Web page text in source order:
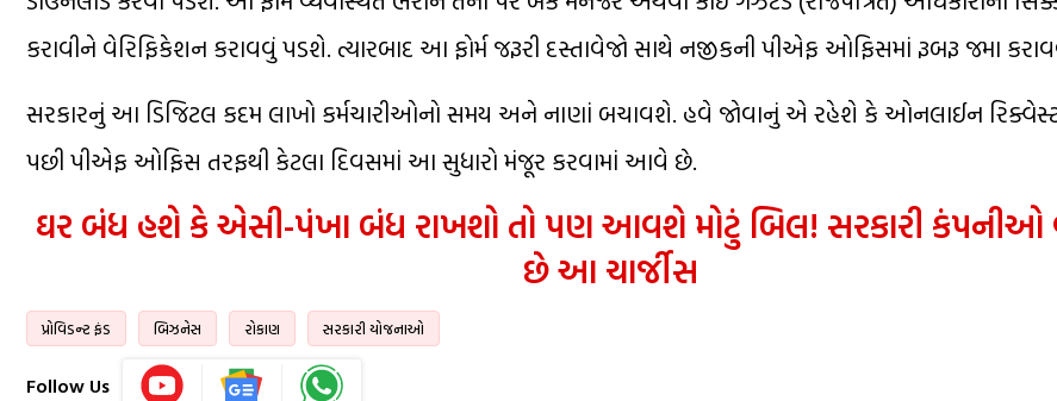
કરાવીને વેરિફિકેશન કરાવવું પડશે. ત્યારબાદ આ ફોર્મ જરૂરી દસ્તાવેજો સાથે નજીકની પીએફ ઓફિસમાં રૂબરૂ જમા
સરકારનું આ ડિજિટલ કદમ લાખો કર્મચારીઓનો સમય અને નાણાં બચાવશે. હવે જોવાનું એ રહેશે કે ઓનલાઈન રિક્વેસ્ટ
પછી પીએફ ઓફિસ તરફથી કેટલા દિવસમાં આ સુધારો મંજૂર કરવામાં આવે છે.
ઘર બંધ હશે કે એસી-પંખા બંધ રાખશો તો પણ આવશે મોટું બિલ! સરકારી કંપનીઓ
છે આ ચાર્જીસ
પ્રોવિડન્ટ ફંડ બિઝનેસ રોકાણ સરકારી યોજનાઓ
Follow Us